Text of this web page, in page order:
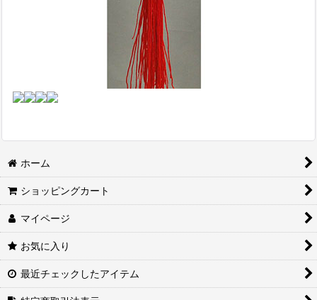
ホーム
ショッピングカート
マイページ
お気に入り
最近チェックしたアイテム